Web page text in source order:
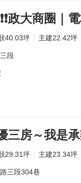
政大商圈｜
40.03坪 主建22.42坪
段
三房～我是
29.31坪 主建23.34坪
三段304巷